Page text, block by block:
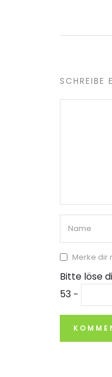
SCHREIBE
Merke dir
Bitte löse
53 −